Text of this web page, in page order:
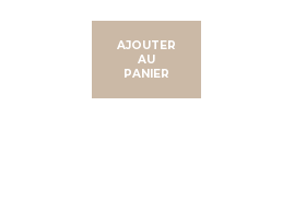
AJOUTER
AU
PANIER